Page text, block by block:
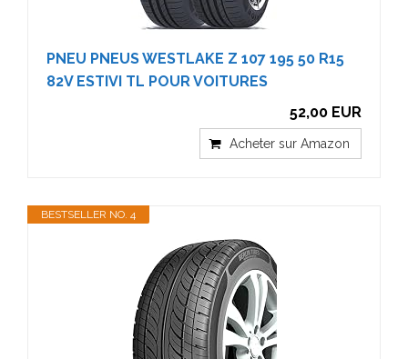
PNEU PNEUS WESTLAKE Z 107 195 50 R15
82V ESTIVI TL POUR VOITURES
52,00 EUR
Acheter sur Amazon
BESTSELLER NO. 4